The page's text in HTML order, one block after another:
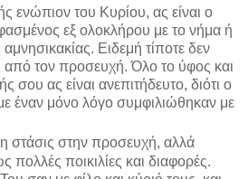
ενώπιον του Κυρίου, ας είναι ο
εξ ολοκλήρου με το νήμα ή
Ειδεμή τίποτε δεν
από τον προσευχή. Όλο το ύφος και
σου ας είναι ανεπιτήδευτο, διότι ο
έναν μόνο λόγο συμφιλιώθηκαν με
η στάσις στην προσευχή, αλλά
πολλές ποικιλίες και διαφορές.